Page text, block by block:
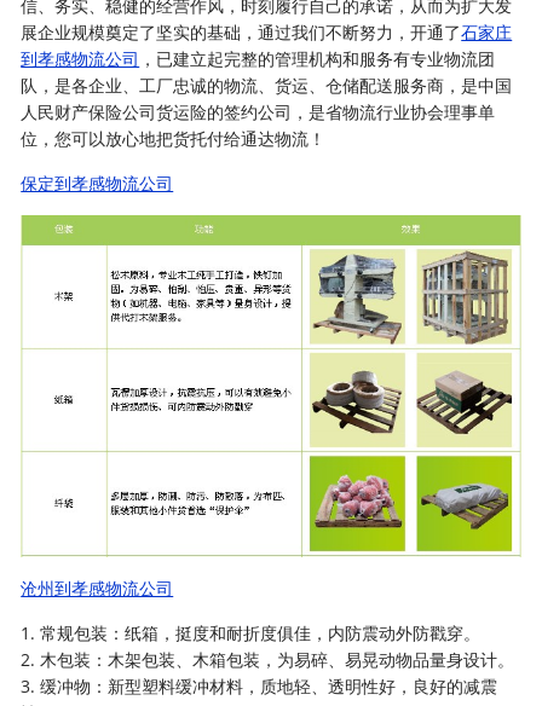
信、务实、稳健的经营作风，时刻履行自己的承诺，从而为扩大发
展企业规模奠定了坚实的基础，通过我们不断努力，开通了石家庄
到孝感物流公司 ，已建立起完整的管理机构和服务有专业物流团
队，是各企业、工厂忠诚的物流、货运、仓储配送服务商，是中国
人民财产保险公司货运险的签约公司，是省物流行业协会理事单
位，您可以放心地把货托付给通达物流！
保定到孝感物流公司
沧州到孝感物流公司
1. 常规包装：纸箱，挺度和耐折度俱佳，内防震动外防戳穿。
2. 木包装：木架包装、木箱包装，为易碎、易晃动物品量身设计。
3. 缓冲物：新型塑料缓冲材料，质地轻、透明性好，良好的减震